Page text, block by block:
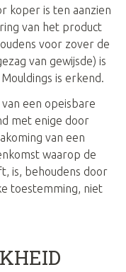
koper is ten aanzien
van het product
voor zover de
van gewijsde) is
is erkend.
een opeisbare
met enige door
van een
waarop de
is, behoudens door
toestemming, niet